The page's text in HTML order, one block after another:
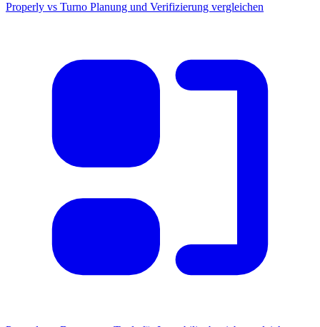
Properly vs Turno Planung und Verifizierung vergleichen